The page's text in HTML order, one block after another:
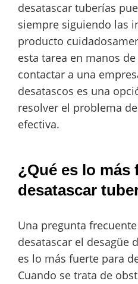
desatascar tuberías
siempre siguiendo las
producto
esta tarea en manos
contactar a una
desatascos es una
resolver el problema
efectiva.
¿Qué es lo más
desatascar
Una pregunta
desatascar el desagüe
es lo más fuerte para
Cuando se trata de